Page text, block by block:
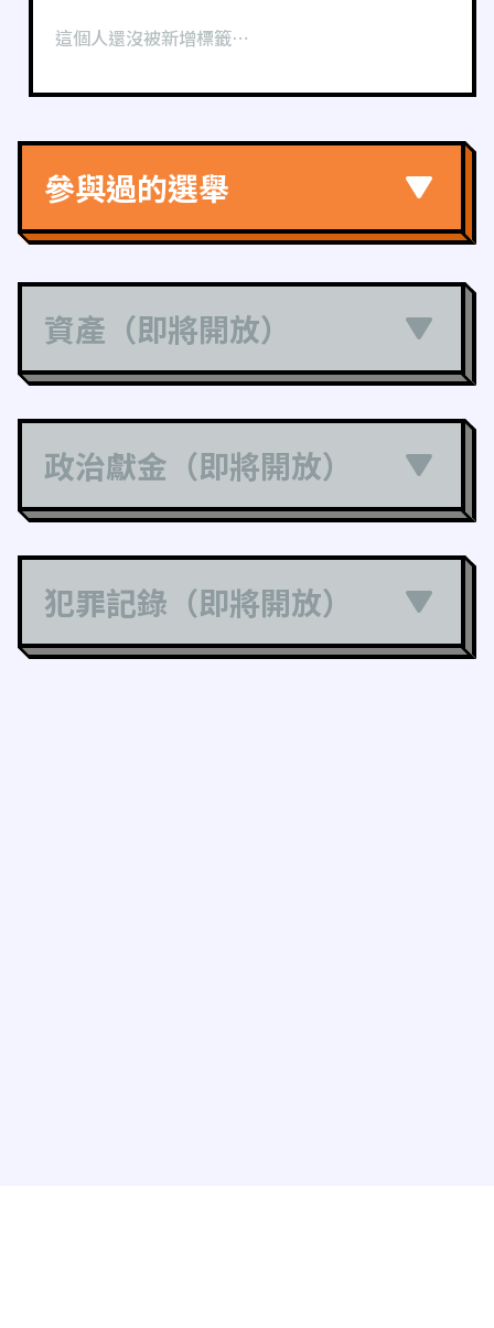
這個人還沒被新增標籤⋯
參與過的選舉
資產（即將開放）
政治獻金（即將開放）
犯罪記錄（即將開放）